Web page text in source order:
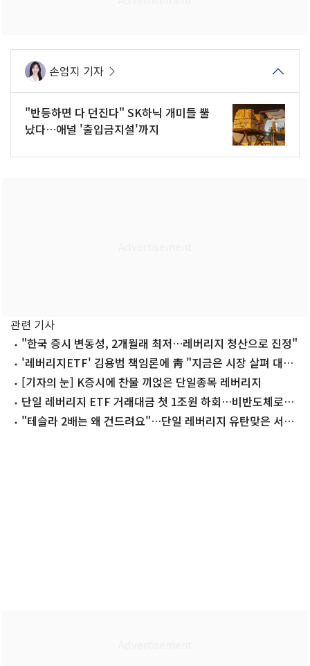
손엄지 기자
"반등하면 다 던진다" SK하닉 개미들 뿔
났다…애널 '출입금지설'까지
관련 기사
"한국 증시 변동성, 2개월래 최저…레버리지 청산으로 진정"
'레버리지ETF' 김용범 책임론에 靑 "지금은 시장 살펴 대책
챙길 때"
[기자의 눈] K증시에 찬물 끼얹은 단일종목 레버리지
단일 레버리지 ETF 거래대금 첫 1조원 하회…비반도체로
'매수세'
"테슬라 2배는 왜 건드려요"…단일 레버리지 유탄맞은 서학